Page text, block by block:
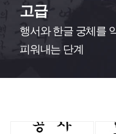
고급
행서와 한글 궁체를
피워내는 단계